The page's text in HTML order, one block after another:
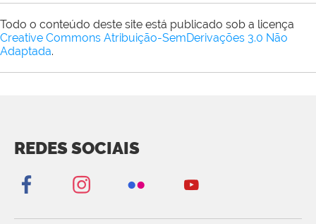
Todo o conteúdo deste site está publicado sob a licença
Creative Commons Atribuição-SemDerivações 3.0 Não
Adaptada.
REDES SOCIAIS